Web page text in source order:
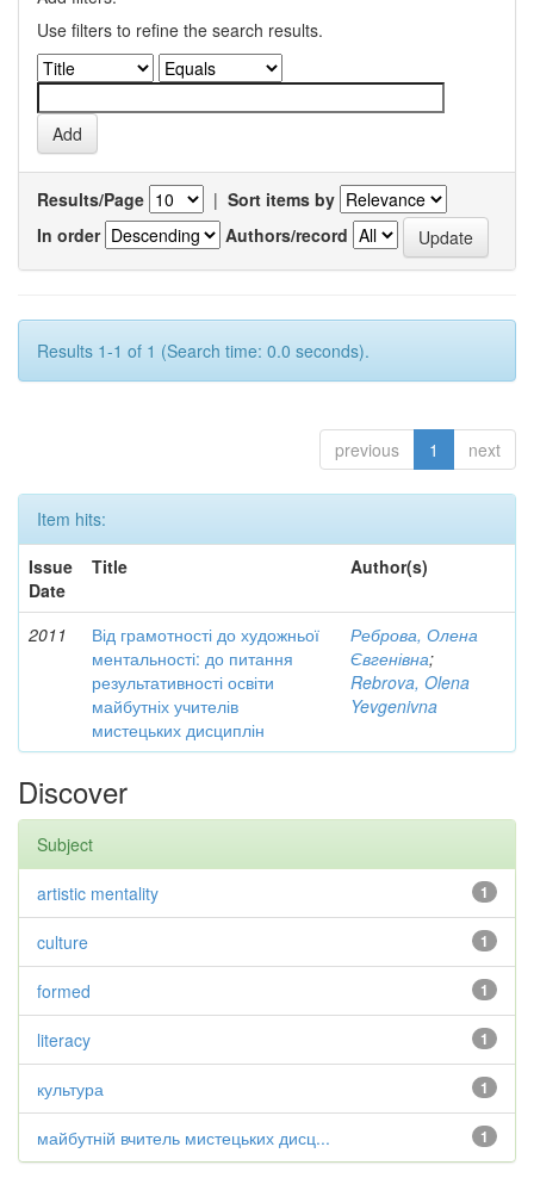
Use filters to refine the search results.
Results/Page | Sort items by
In order
Authors/record
Results 1-1 of 1 (Search time: 0.0 seconds).
previous 1 next
Item hits:
Issue
Date
Title Author(s)
2011
Від грамотності до художньої
ментальності: до питання
результативності освіти
майбутніх учителів
мистецьких дисциплін
Реброва, Олена
Євгенівна;
Rebrova, Olena
Yevgenivna
Discover
Subject
1
artistic mentality
1
culture
1
formed
1
literacy
1
культура
1
майбутній вчитель мистецьких дисц...